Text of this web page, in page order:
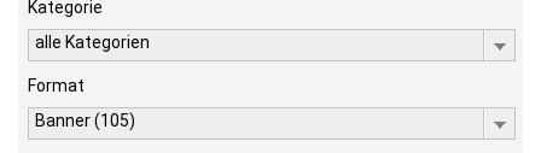
Kategorie
alle Kategorien
Format
Banner (105)